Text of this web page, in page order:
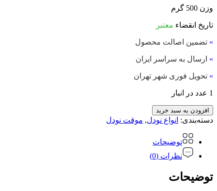
وزن 500 گرم
تاریخ انقضاء معتبر
» تضمین اصالت محصول
» ارسال به سراسر ایران
» تحویل فوری شهر تهران
1 عدد در انبار
افزودن به سبد خرید
دسته‌بندی: انواع نودل, موقت نودل
توضیحات
نظرات (0)
توضیحات